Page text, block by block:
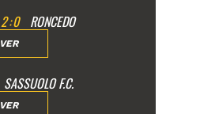
2:0 RONCEDO
VER
SASSUOLO F.C.
VER